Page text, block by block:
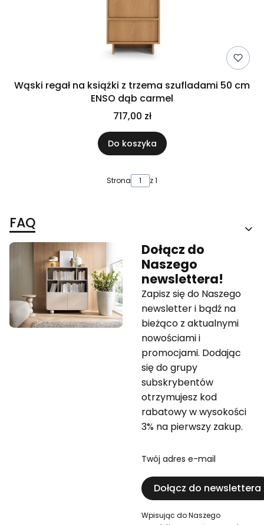
Wąski regał na książki z trzema szufladami 50 cm
ENSO dąb carmel
717,00 zł
Do koszyka
Strona z 1
FAQ
Dołącz do
Naszego
newslettera!
Zapisz się do Naszego
newsletter i bądź na
bieżąco z aktualnymi
nowościami i
promocjami. Dodając
się do grupy
subskrybentów
otrzymujesz kod
rabatowy w wysokości
3% na pierwszy zakup.
Twój adres e-mail
Dołącz do newslettera
Wpisując do Naszego